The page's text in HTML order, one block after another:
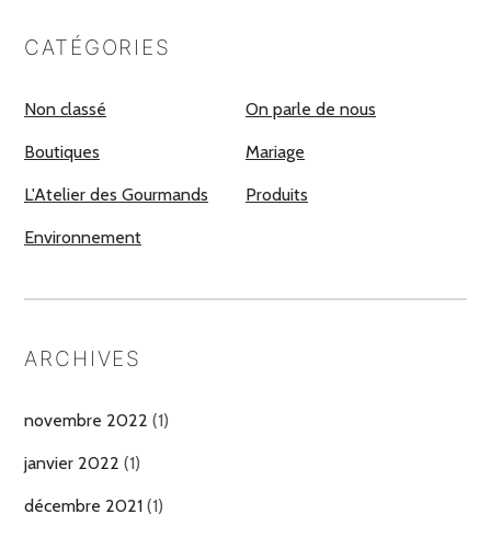
CATÉGORIES
Non classé On parle de nous
Boutiques Mariage
L'Atelier des Gourmands Produits
Environnement
ARCHIVES
novembre 2022 (1)
janvier 2022 (1)
décembre 2021 (1)